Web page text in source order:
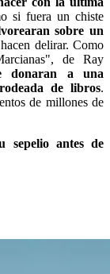
si fuera un chiste
sobre un
delirar. Como
de Ray
donaran a una
de libros.
de millones de
sepelio antes de